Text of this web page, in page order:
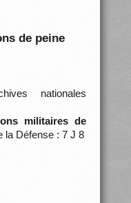
de peine
nationales
militaires de
la Défense : 7 J 8